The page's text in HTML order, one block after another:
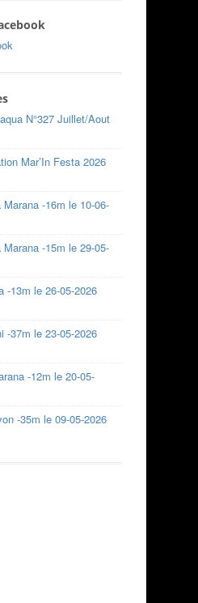
N°327 Juillet/Aout
Mar’In Festa 2026
-16m le 10-06-
-15m le 29-05-
-13m le 26-05-2026
-37m le 23-05-2026
-12m le 20-05-
-35m le 09-05-2026